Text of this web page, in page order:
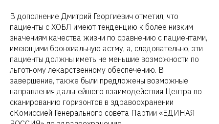
В дополнение Дмитрий Георгиевич отметил, что
пациенты с ХОБЛ имеют тенденцию к более низким
значениям качества жизни по сравнению с пациентами,
имеющими бронхиальную астму, а, следовательно, эти
пациенты должны иметь не меньшие возможности по
льготному лекарственному обеспечению. В
завершение, также были предложены возможные
направления дальнейшего взаимодействия Центра по
сканированию горизонтов в здравоохранении
сКомиссией Генерального совета Партии «ЕДИНАЯ